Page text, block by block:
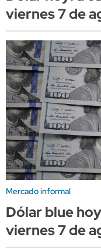
viernes 7 de
Mercado informal
Dólar blue
viernes 7 de